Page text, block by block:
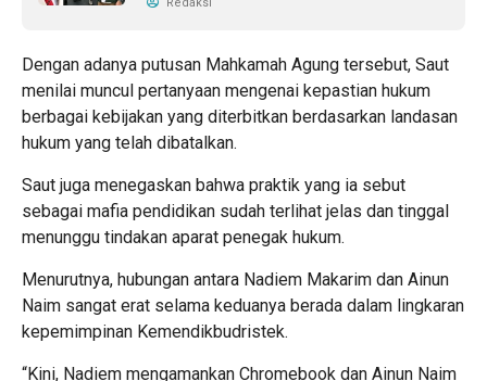
Dengan adanya putusan Mahkamah Agung tersebut, Saut
menilai muncul pertanyaan mengenai kepastian hukum
berbagai kebijakan yang diterbitkan berdasarkan landasan
hukum yang telah dibatalkan.
Saut juga menegaskan bahwa praktik yang ia sebut
sebagai mafia pendidikan sudah terlihat jelas dan tinggal
menunggu tindakan aparat penegak hukum.
Menurutnya, hubungan antara Nadiem Makarim dan Ainun
Naim sangat erat selama keduanya berada dalam lingkaran
kepemimpinan Kemendikbudristek.
“Kini, Nadiem mengamankan Chromebook dan Ainun Naim